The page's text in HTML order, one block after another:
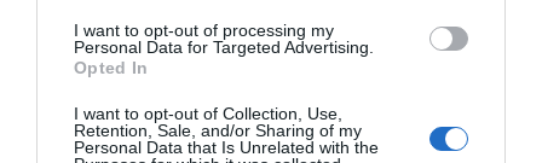
I want to opt-out of processing my
Personal Data for Targeted Advertising.
Opted In
I want to opt-out of Collection, Use,
Retention, Sale, and/or Sharing of my
Personal Data that Is Unrelated with the
Rompiendo las cadenas
La “era Trump” entraña tremendos peligros porque
poderosas fuerzas estadounidenses trabajan para
encadenarnos aún más a sus planes de saqueo y recortes, y